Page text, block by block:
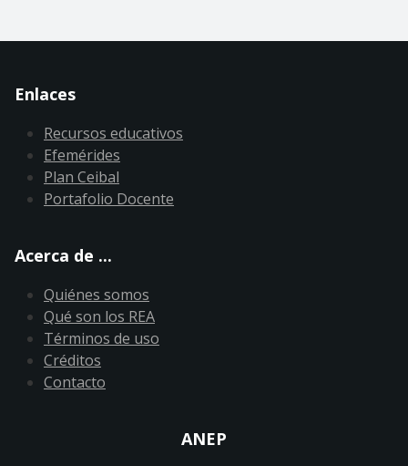
Enlaces
Recursos educativos
Efemérides
Plan Ceibal
Portafolio Docente
Acerca de ...
Quiénes somos
Qué son los REA
Términos de uso
Créditos
Contacto
ANEP